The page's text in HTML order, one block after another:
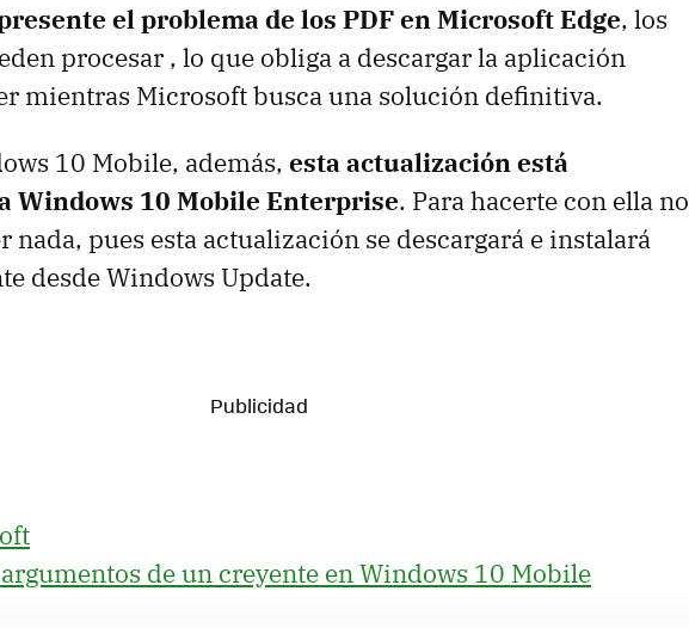
el problema de los PDF en Microsoft Edge, los
procesar , lo que obliga a descargar la aplicación
mientras Microsoft busca una solución definitiva.
10 Mobile, además, esta actualización está
Windows 10 Mobile Enterprise. Para hacerte con ella no
nada, pues esta actualización se descargará e instalará
desde Windows Update.
de un creyente en Windows 10 Mobile